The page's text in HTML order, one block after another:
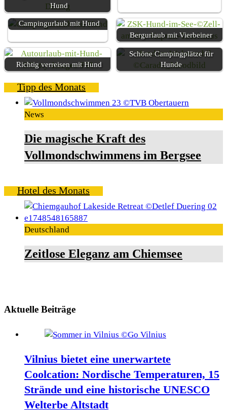
Hund
Campingurlaub mit Hund
Bergurlaub mit Vierbeiner
Richtig verreisen mit Hund
Schöne Campingplätze für
Hunde
Tipp des Monats
News
Die magische Kraft des
Vollmondschwimmens im Bergsee
Hotel des Monats
Deutschland
Zeitlose Eleganz am Chiemsee
Aktuelle Beiträge
Vilnius bietet eine unerwartete
Coolcation: Nordische Temperaturen, 15
Strände und eine historische UNESCO
Welterbe Altstadt